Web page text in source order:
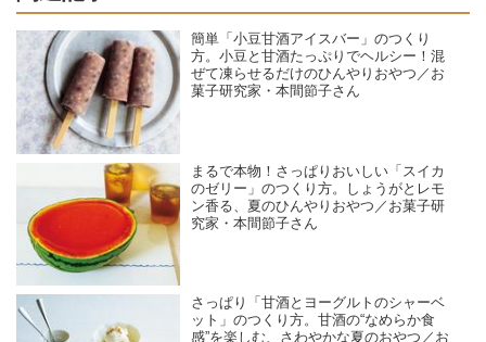
簡単「小豆甘酒アイスバー」のつくり
方。小豆と甘酒たっぷりでヘルシー！混
ぜて凍らせるだけのひんやりおやつ／お
菓子研究家・本間節子さん
まるで本物！さっぱりおいしい「スイカ
のゼリー」のつくり方。しょうがとレモ
ン香る、夏のひんやりおやつ／お菓子研
究家・本間節子さん
さっぱり「甘酒とヨーグルトのシャーベ
ット」のつくり方。甘酒の“なめらか食
感”を楽しむ、さわやかな夏のおやつ／お